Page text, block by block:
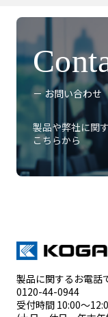
－ お問い合わせ
製品や弊社に関
こちらから
製品に関するお電話
0120-44-0944
受付時間 10:00～